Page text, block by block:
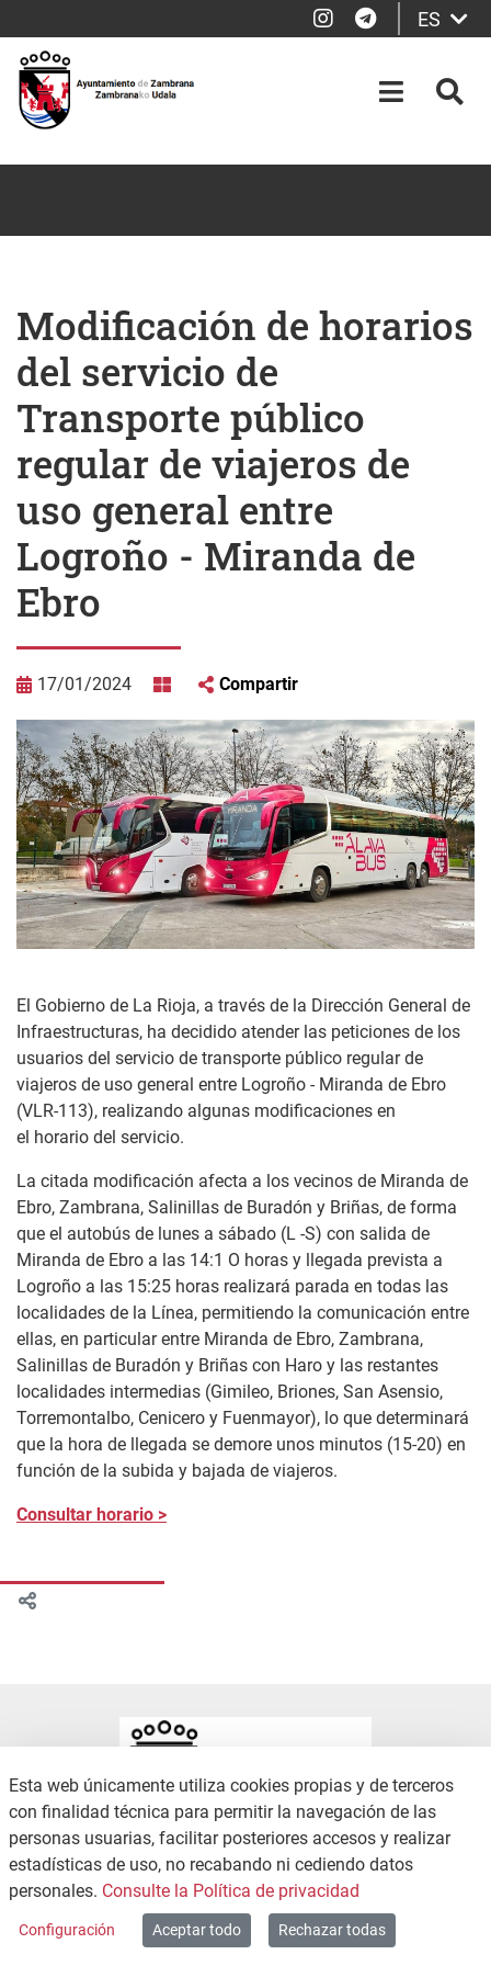
Instagram
Telegram
ES
OPEN-
Modificación de horarios
del servicio de
Transporte público
regular de viajeros de
uso general entre
Logroño - Miranda de
Ebro
17/01/2024 Compartir
El Gobierno de La Rioja, a través de la Dirección General de
Infraestructuras, ha decidido atender las peticiones de los
usuarios del servicio de transporte público regular de
viajeros de uso general entre Logroño - Miranda de Ebro
(VLR-113), realizando algunas modificaciones en
el horario del servicio.
La citada modificación afecta a los vecinos de Miranda de
Ebro, Zambrana, Salinillas de Buradón y Briñas, de forma
que el autobús de lunes a sábado (L -S) con salida de
Miranda de Ebro a las 14:1 O horas y llegada prevista a
Logroño a las 15:25 horas realizará parada en todas las
localidades de la Línea, permitiendo la comunicación entre
ellas, en particular entre Miranda de Ebro, Zambrana,
Salinillas de Buradón y Briñas con Haro y las restantes
localidades intermedias (Gimileo, Briones, San Asensio,
Torremontalbo, Cenicero y Fuenmayor), lo que determinará
que la hora de llegada se demore unos minutos (15-20) en
función de la subida y bajada de viajeros.
Consultar horario >
Copyright © 2026 / Excmo. zambrana | Todos los derechos reservados.
Esta web únicamente utiliza cookies propias y de terceros
con finalidad técnica para permitir la navegación de las
personas usuarias, facilitar posteriores accesos y realizar
estadísticas de uso, no recabando ni cediendo datos
personales. Consulte la Política de privacidad
Configuración Aceptar todo Rechazar todas